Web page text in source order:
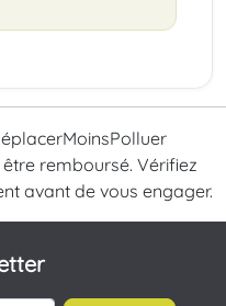
remboursé. Vérifiez
avant de vous engager.